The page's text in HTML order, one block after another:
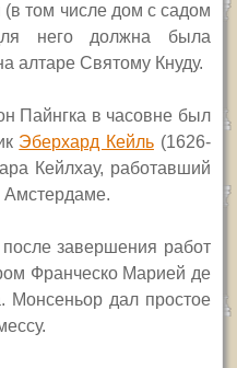
том числе дом с садом
него должна была
алтаре Святому Кнуду.
Пайнгка в часовне был
Эберхард Кейль(1626-
Кейлхау, работавший
Амстердаме.
завершения работ
Франческо Марией де
Монсеньор дал простое